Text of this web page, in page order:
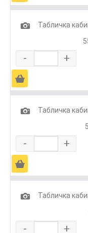
1
Табличка
- +
Ä
1
Табличка
- +
Ä
1
Табличка
- +